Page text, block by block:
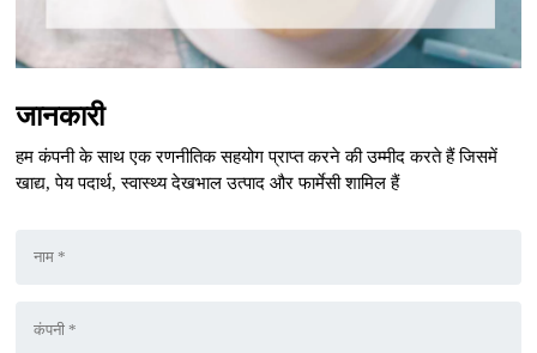
जानकारी
हम कंपनी के साथ एक रणनीतिक सहयोग प्राप्त करने की उम्मीद करते हैं जिसमें
खाद्य, पेय पदार्थ, स्वास्थ्य देखभाल उत्पाद और फार्मेसी शामिल हैं